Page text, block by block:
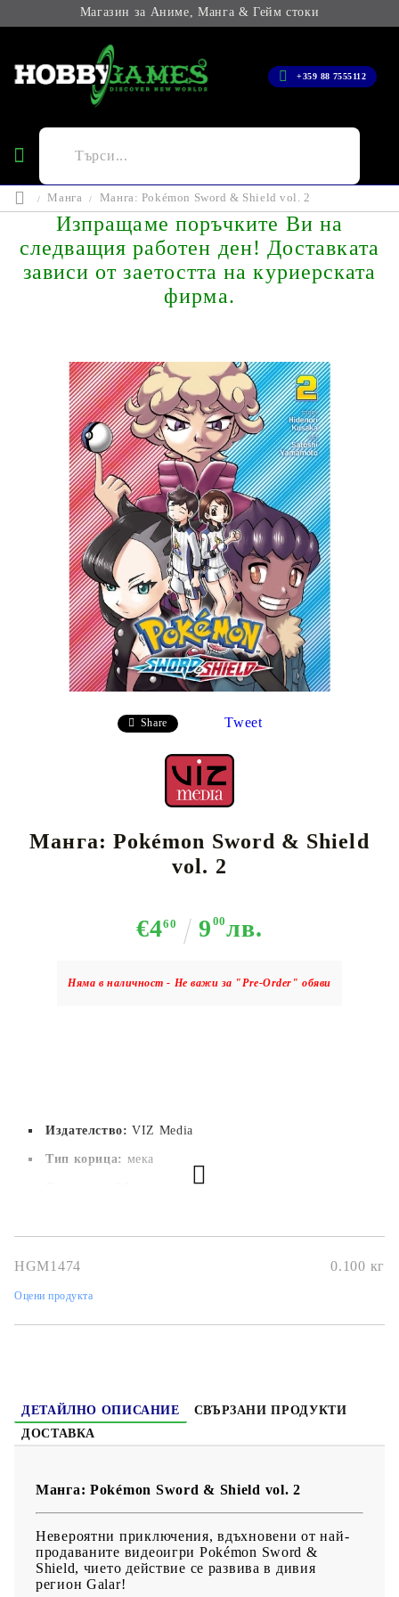
Магазин за Аниме, Манга & Гейм стоки
+359 88 7555112
Манга Манга: Pokémon Sword & Shield vol. 2
Изпращаме поръчките Ви на
следващия работен ден! Доставката
зависи от заетостта на куриерската
фирма.
Share Tweet
Манга: Pokémon Sword & Shield
vol. 2
€460 9 00лв.
Няма в наличност - Не важи за "Pre-Order" обяви
Издателство:VIZ Media
Тип корица: мека
Дата на издаване:
Жанр:Action, Adventure, Kids, Shounen
HGM1474 0.100 кг
Оцени продукта
ДЕТАЙЛНО ОПИСАНИЕ
СВЪРЗАНИ ПРОДУКТИ
ДОСТАВКА
Манга: Pokémon Sword & Shield vol. 2
Невероятни приключения, вдъхновени от най-
продаваните видеоигри Pokémon Sword &
Shield, чието действие се развива в дивия
регион Galar!